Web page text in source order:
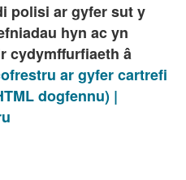
polisi ar gyfer sut y
hyn ac yn
cydymffurfiaeth
ar gyfer cartrefi
dogfennu) |